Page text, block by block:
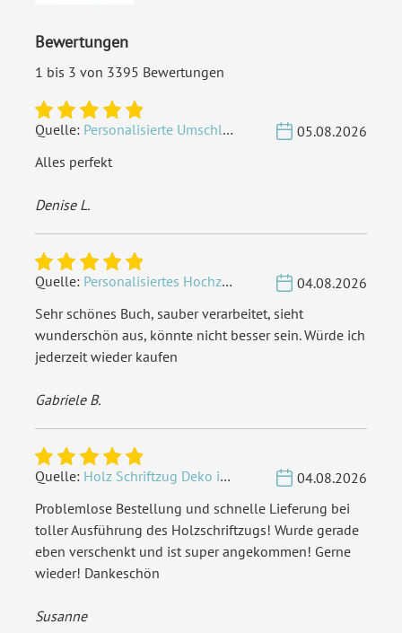
Bewertungen
1 bis 3 von 3395 Bewertungen
Quelle: Personalisierte Umschläge - Vintage - Quadrat 155 x 155 mm
05.08.2026
Alles perfekt
Denise L.
Quelle: Personalisiertes Hochzeit Gästebuch A4 - Herzbaum
04.08.2026
Sehr schönes Buch, sauber verarbeitet, sieht
wunderschön aus, könnte nicht besser sein. Würde ich
jederzeit wieder kaufen
Gabriele B.
Quelle: Holz Schriftzug Deko individuell - Wunschname
04.08.2026
Problemlose Bestellung und schnelle Lieferung bei
toller Ausführung des Holzschriftzugs! Wurde gerade
eben verschenkt und ist super angekommen! Gerne
wieder! Dankeschön
Susanne